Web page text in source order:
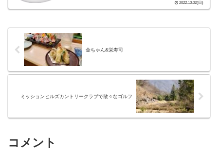
2022.10.02(日)
金ちゃん&栄寿司
ミッションヒルズカントリークラブで散々なゴルフ
コメント